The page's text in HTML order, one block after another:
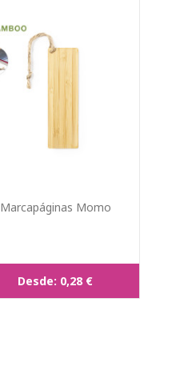
Marcapáginas Momo
Desde: 0,28 €